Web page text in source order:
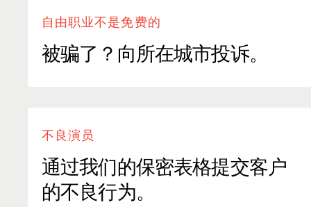
自由职业不是免费的
被骗了？向所在城市投诉。
不良演员
通过我们的保密表格提交客户
的不良行为。